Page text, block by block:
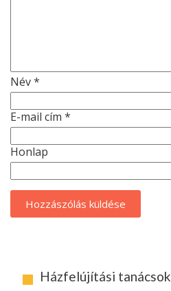
Név*
E-mail cím *
Honlap
Házfelújítási tanácsok